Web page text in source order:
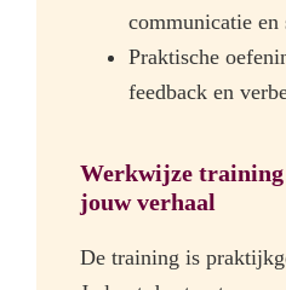
communicatie en
Praktische
feedback en
Werkwijze training
jouw verhaal
De training is